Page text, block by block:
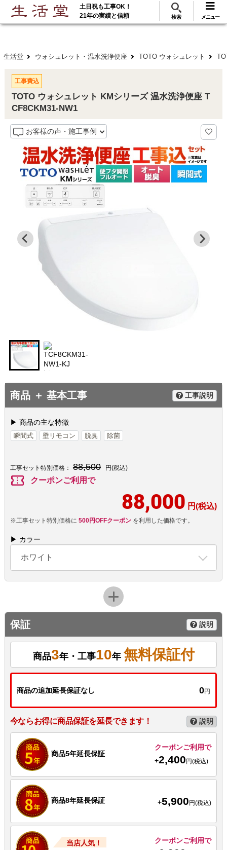
ご利用 288万･工事実績117万件! 無料見積
土日祝も工事OK！
21年の実績と信頼
検索 メニュー
生活堂 ウォシュレット・温水洗浄便座 TOTO ウォシュレット
工事費込
TOTO ウォシュレット KMシリーズ 温水洗浄便座 T
CF8CKM31-NW1
お客様の声・施工事例
商品 ＋ 基本工事 工事説明
▶ 商品の主な特徴
瞬間式 壁リモコン 脱臭 除菌
工事セット特別価格： 88,500 円(税込)
confirmation_number クーポンご利用で
88,000 円(税込)
※工事セット特別価格に 500円OFFクーポンを利用した価格です。
▶ カラー
ホワイト
保証 説明
商品3年・工事10年 無料保証付
商品の追加延長保証なし 0円
今ならお得に商品保証を延長できます！ 説明
商品5年延長保証
クーポンご利用で
+2,400円(税込)
商品8年延長保証 +5,900 円(税込)
当店人気！
クーポンご利用で